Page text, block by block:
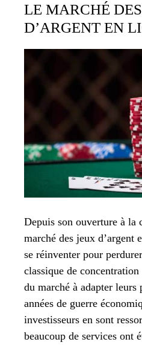
LE MARCHÉ
D’ARGENT EN
Depuis son ouverture à la
marché des jeux d’argent
se réinventer pour
classique de
du marché à adapter leurs
années de guerre
investisseurs en sont
beaucoup de services ont